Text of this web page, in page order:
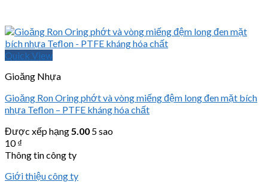
Quick View
Gioăng Nhựa
Gioăng Ron Oring phớt và vòng miếng đệm long đen mặt bích
nhựa Teflon – PTFE kháng hóa chất
Được xếp hạng5.00 5 sao
10₫
Thông tin công ty
Giới thiệu công ty